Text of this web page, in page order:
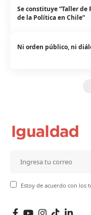
Se constituye “Taller de
de la Política en Chile”
Ni orden público, ni
Estoy de acuerdo con los